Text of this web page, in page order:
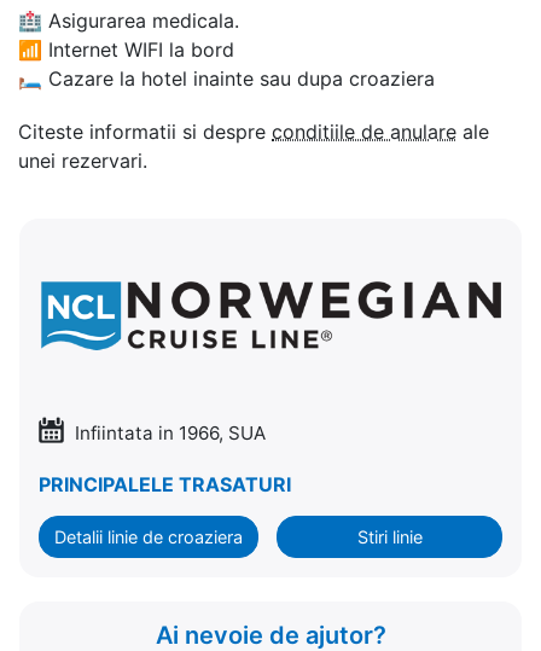
🏥 Asigurarea medicala.
📶 Internet WIFI la bord
🛏 Cazare la hotel inainte sau dupa croaziera
Citeste informatii si despre conditiile de anulare ale
unei rezervari.
Infiintata in 1966, SUA
PRINCIPALELE TRASATURI
Detalii linie de croaziera Stiri linie
Ai nevoie de ajutor?